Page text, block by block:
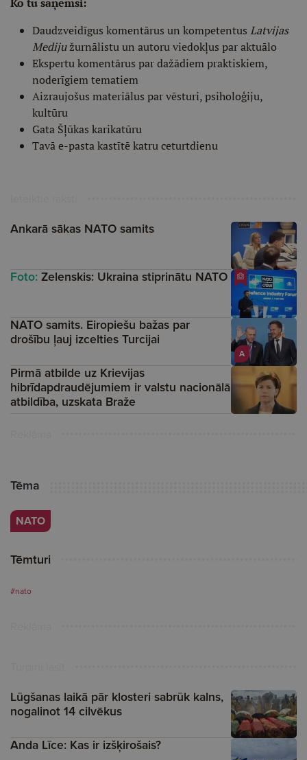
Daudzveidīgus komentārus un kompetentus Latvijas
Medijužurnālistu un autoru viedokļus par aktuālo
Ekspertu komentārus par dažādiem praktiskiem,
noderīgiem tematiem
Aizraujošus materiālus par vēsturi, psiholoģiju,
kultūru
Gata Šļūkas karikatūru
Tavā e-pasta kastītē katru ceturtdienu
Ankarā sākas NATO samits
Foto:Zelenskis: Ukraina stiprinātu NATO
A
NATO samits. Eiropiešu bažas par
drošību ļauj izcelties Turcijai
Pirmā atbilde uz Krievijas
hibrīdapdraudējumiem ir valstu nacionālā
atbildība, uzskata Braže
Tēma
NATO
Tēmturi
#nato
Lūgšanas laikā pār klosteri sabrūk kalns,
nogalinot 14 cilvēkus
Anda Līce: Kas ir izšķirošais?